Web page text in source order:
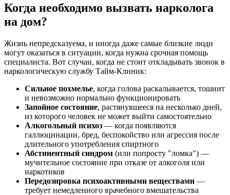
Когда необходимо вызвать нарколога
на дом?
Жизнь непредсказуема, и иногда даже самые близкие люди
могут оказаться в ситуации, когда нужна срочная помощь
специалиста. Вот случаи, когда не стоит откладывать звонок в
наркологическую службу Тайм-Клиник:
Сильное похмелье, когда голова раскалывается, тошнит
и невозможно нормально функционировать
Запойное состояние, растянувшееся на несколько дней,
из которого человек не может выйти самостоятельно
Алкогольный психоз — когда появляются
галлюцинации, бред, беспокойство или агрессия после
длительного употребления спиртного
Абстинентный синдром (или попросту "ломка") —
мучительное состояние при отказе от алкоголя или
наркотиков
Передозировка психоактивными веществами —
требует немедленного врачебного вмешательства